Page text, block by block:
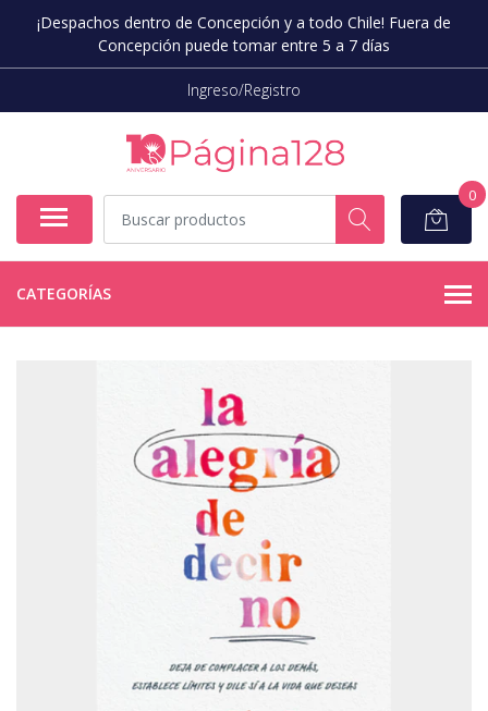
¡Despachos dentro de Concepción y a todo Chile! Fuera de
Concepción puede tomar entre 5 a 7 días
Ingreso/Registro
0
CATEGORÍAS